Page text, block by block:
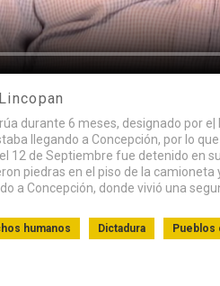
durante 6 meses, designado por
llegando a Concepción, por lo
12 de Septiembre fue detenido en
piedras en el piso de la
a Concepción, donde vivió una
humanos Dictadura Pueblos